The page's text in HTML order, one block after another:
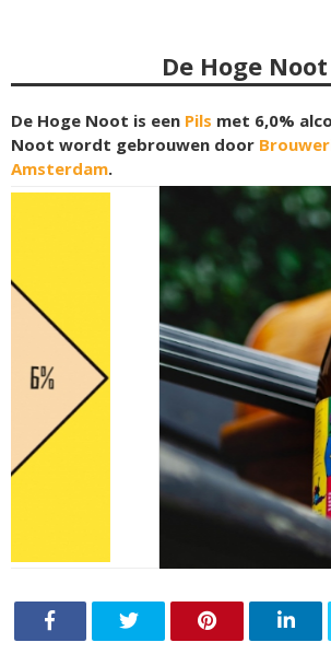
De Hoge Noot
De Hoge Noot is een Pils met 6,0%
Noot wordt gebrouwen door
Amsterdam.